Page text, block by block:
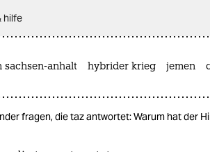
hilfe
sachsen-anhalt hybrider krieg jemen
fragen, die taz antwortet: Warum hat der